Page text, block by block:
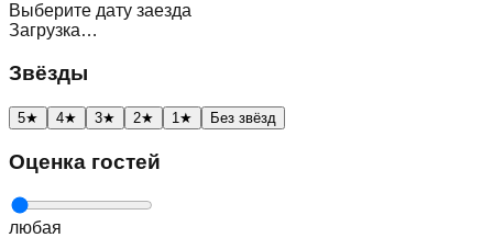
Выберите дату заезда
Загрузка…
Звёзды
5★ 4★ 3★ 2★ 1 ★ Без звёзд
Оценка гостей
любая